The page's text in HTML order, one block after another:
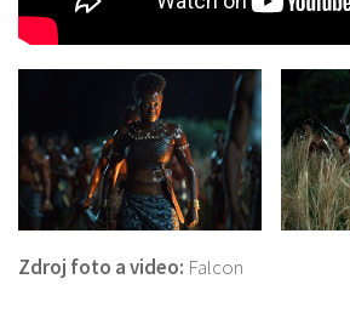
Zdroj foto a video: Falcon